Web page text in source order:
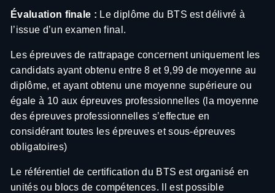
Évaluation finale : Le diplôme du BTS est délivré à
l’issue d’un examen final.
Les épreuves de rattrapage concernent uniquement les
candidats ayant obtenu entre 8 et 9,99 de moyenne au
diplôme, et ayant obtenu une moyenne supérieure ou
égale à 10 aux épreuves professionnelles (la moyenne
des épreuves professionnelles s’effectue en
considérant toutes les épreuves et sous-épreuves
obligatoires)
Le référentiel de certification du BTS est organisé en
unités ou blocs de compétences. Il est possible